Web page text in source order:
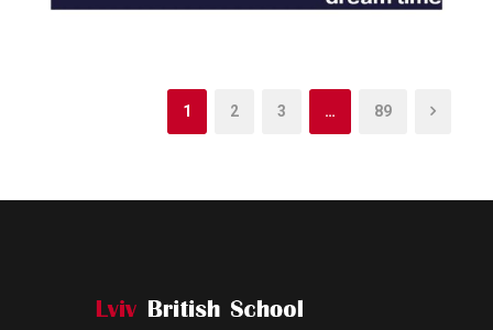
1 2 3 … 89